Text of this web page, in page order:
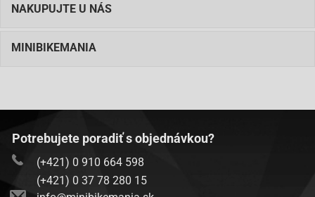
NAKUPUJTE U NÁS
MINIBIKEMANIA
Potrebujete poradiť s objednávkou?
(+421) 0 910 664 598
(+421) 0 37 78 280 15